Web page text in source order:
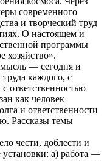
современного
и творческий труд
О настоящем и
программы
хозяйство».
мысль — сегодня и
каждого, с
ответственностью
как человек
и ответственности
Рассказы темы
чести, доблести и
установки: а) работа —